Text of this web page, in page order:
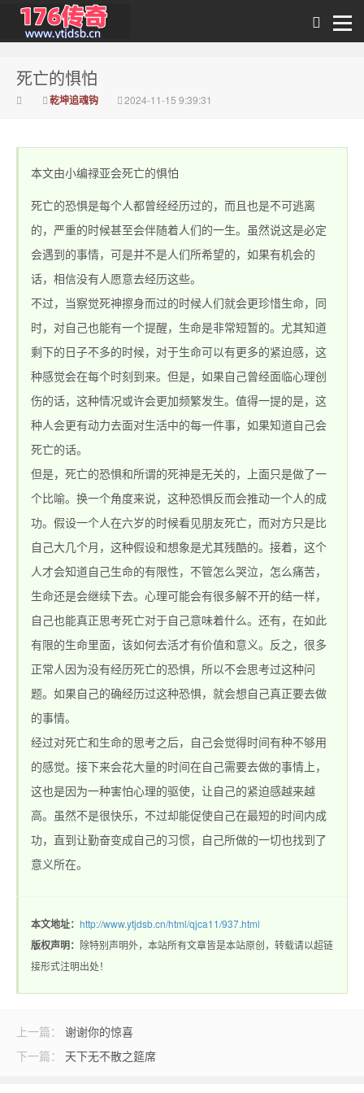
传奇私发布
1.76_1.76传奇sf网
站_热血传奇1.76私
服_新开1.76精品传
奇_1.76传奇发布网
死亡的惧怕
乾坤追魂钩 2024-11-15 9:39:31
本文由小编禄亚会死亡的惧怕
死亡的恐惧是每个人都曾经经历过的，而且也是不可逃离
的，严重的时候甚至会伴随着人们的一生。虽然说这是必定
会遇到的事情，可是并不是人们所希望的，如果有机会的
话，相信没有人愿意去经历这些。
不过，当察觉死神擦身而过的时候人们就会更珍惜生命，同
时，对自己也能有一个提醒，生命是非常短暂的。尤其知道
剩下的日子不多的时候，对于生命可以有更多的紧迫感，这
种感觉会在每个时刻到来。但是，如果自己曾经面临心理创
伤的话，这种情况或许会更加频繁发生。值得一提的是，这
种人会更有动力去面对生活中的每一件事，如果知道自己会
死亡的话。
但是，死亡的恐惧和所谓的死神是无关的，上面只是做了一
个比喻。换一个角度来说，这种恐惧反而会推动一个人的成
功。假设一个人在六岁的时候看见朋友死亡，而对方只是比
自己大几个月，这种假设和想象是尤其残酷的。接着，这个
人才会知道自己生命的有限性，不管怎么哭泣，怎么痛苦，
生命还是会继续下去。心理可能会有很多解不开的结一样，
自己也能真正思考死亡对于自己意味着什么。还有，在如此
有限的生命里面，该如何去活才有价值和意义。反之，很多
正常人因为没有经历死亡的恐惧，所以不会思考过这种问
题。如果自己的确经历过这种恐惧，就会想自己真正要去做
的事情。
经过对死亡和生命的思考之后，自己会觉得时间有种不够用
的感觉。接下来会花大量的时间在自己需要去做的事情上，
这也是因为一种害怕心理的驱使，让自己的紧迫感越来越
高。虽然不是很快乐，不过却能促使自己在最短的时间内成
功，直到让勤奋变成自己的习惯，自己所做的一切也找到了
意义所在。
本文地址： http://www.ytjdsb.cn/html/qjca11/937.html
版权声明： 除特别声明外，本站所有文章皆是本站原创，转载请以超链
接形式注明出处！
上一篇： 谢谢你的惊喜
下一篇： 天下无不散之筵席